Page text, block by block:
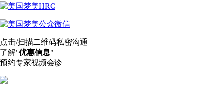
点击/扫描二维码私密沟通
了解"优惠信息"
预约专家视频会诊